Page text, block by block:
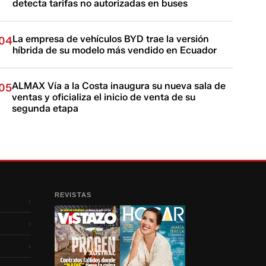
detecta tarifas no autorizadas en buses
La empresa de vehículos BYD trae la versión
híbrida de su modelo más vendido en Ecuador
ALMAX Vía a la Costa inaugura su nueva sala de
ventas y oficializa el inicio de venta de su
segunda etapa
›
›
›
REVISTAS